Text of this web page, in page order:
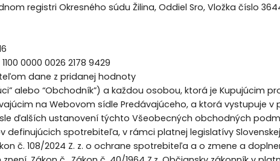
registri Okresného súdu Žilina, Oddiel Sro, Vložka číslo
0000 0026 2178 9429
dane z pridanej hodnoty
alebo “Obchodník”) a každou osobou, ktorá je Kupujúcim
na Webovom sídle Predávajúceho, a ktorá vystupuje v
ďalších ustanovení týchto Všeobecných obchodných
definujúcich spotrebiteľa, v rámci platnej legislatívy
č. 108/2024 Z. z. o ochrane spotrebiteľa a o zmene a